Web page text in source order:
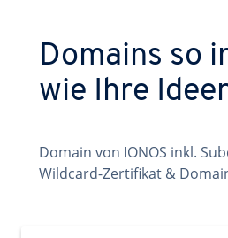
Domains so
wie Ihre
Domain von IONOS inkl.
Wildcard-Zertifikat &